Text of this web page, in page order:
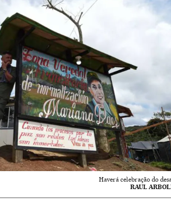
Haverá celebração do
RAUL